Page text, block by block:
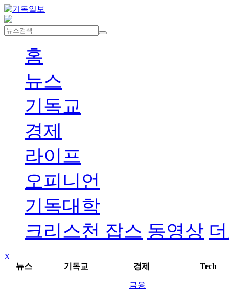
홈
뉴스
기독교
경제
라이프
오피니언
기독대학
크리스천 잡스 동영상
X
뉴스
기독교 경제 Tech
금융